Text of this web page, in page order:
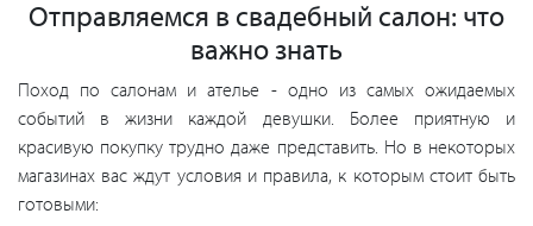
Отправляемся в свадебный салон: что
важно знать
Поход по салонам и ателье - одно из самых ожидаемых
событий в жизни каждой девушки. Более приятную и
красивую покупку трудно даже представить. Но в некоторых
магазинах вас ждут условия и правила, к которым стоит быть
готовыми: